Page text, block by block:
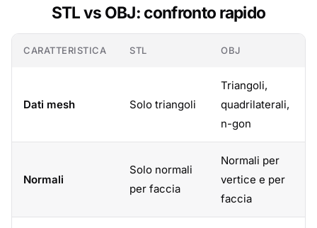
STL vs OBJ: confronto rapido
CARATTERISTICA STL OBJ
Dati mesh Solo triangoli
Triangoli,
quadrilaterali,
n-gon
Normali
Solo normali
per faccia
Normali per
vertice e per
faccia